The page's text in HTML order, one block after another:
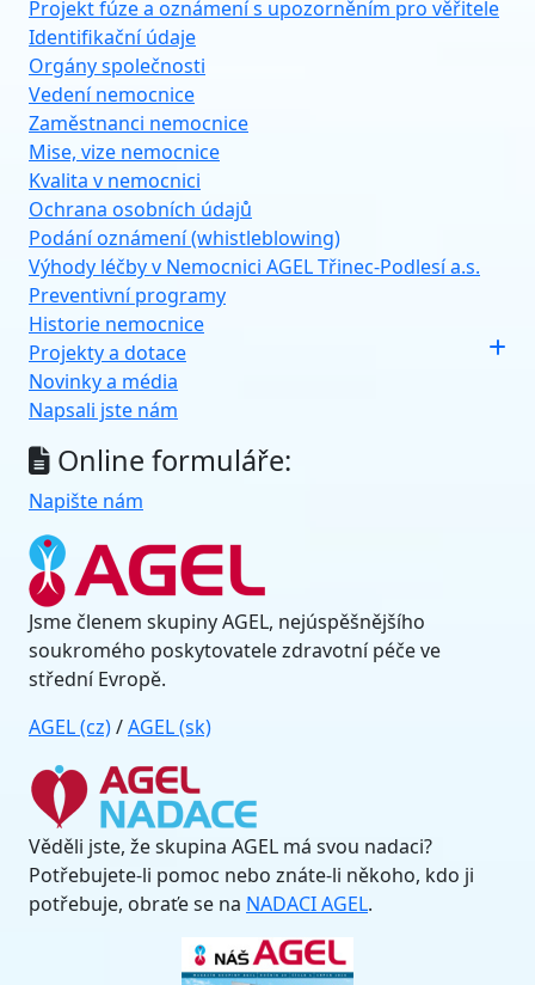
Projekt fúze a oznámení s upozorněním pro věřitele
Identifikační údaje
Orgány společnosti
Vedení nemocnice
Zaměstnanci nemocnice
Mise, vize nemocnice
Kvalita v nemocnici
Ochrana osobních údajů
Podání oznámení (whistleblowing)
Výhody léčby v Nemocnici AGEL Třinec-Podlesí a.s.
Preventivní programy
Historie nemocnice
Projekty a dotace
Novinky a média
Napsali jste nám
Online formuláře:
Napište nám
Jsme členem skupiny AGEL, nejúspěšnějšího
soukromého poskytovatele zdravotní péče ve
střední Evropě.
AGEL (cz)/AGEL (sk)
Věděli jste, že skupina AGEL má svou nadaci?
Potřebujete-li pomoc nebo znáte-li někoho, kdo ji
potřebuje, obraťe se na NADACI AGEL.